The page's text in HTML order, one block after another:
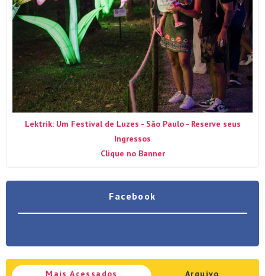
Lektrik: Um Festival de Luzes - São Paulo - Reserve seus
Ingressos
Clique no Banner
Facebook
Mais Acessados Arquivo